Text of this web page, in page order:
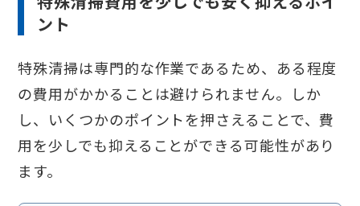
ント
特殊清掃は専門的な作業であるため、ある程度
の費用がかかることは避けられません。しか
し、いくつかのポイントを押さえることで、費
用を少しでも抑えることができる可能性があり
ます。